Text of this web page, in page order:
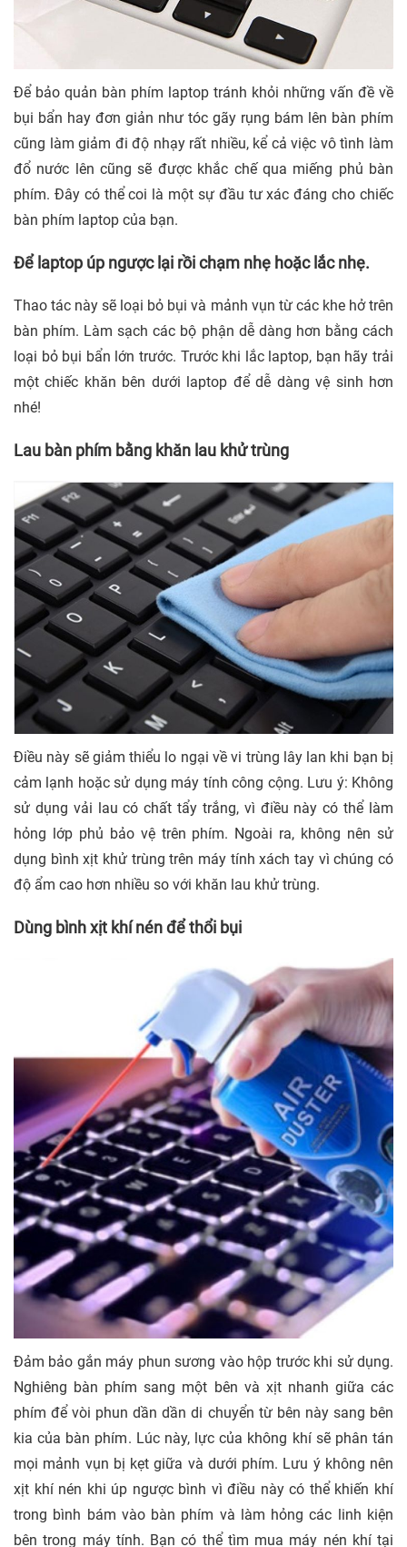
Để bảo quản bàn phím laptop tránh khỏi những vấn đề về
bụi bẩn hay đơn giản như tóc gãy rụng bám lên bàn phím
cũng làm giảm đi độ nhạy rất nhiều, kể cả việc vô tình làm
đổ nước lên cũng sẽ được khắc chế qua miếng phủ bàn
phím. Đây có thể coi là một sự đầu tư xác đáng cho chiếc
bàn phím laptop của bạn.
Để laptop úp ngược lại rồi chạm nhẹ hoặc lắc nhẹ.
Thao tác này sẽ loại bỏ bụi và mảnh vụn từ các khe hở trên
bàn phím. Làm sạch các bộ phận dễ dàng hơn bằng cách
loại bỏ bụi bẩn lớn trước. Trước khi lắc laptop, bạn hãy trải
một chiếc khăn bên dưới laptop để dễ dàng vệ sinh hơn
nhé!
Lau bàn phím bằng khăn lau khử trùng
Điều này sẽ giảm thiểu lo ngại về vi trùng lây lan khi bạn bị
cảm lạnh hoặc sử dụng máy tính công cộng. Lưu ý: Không
sử dụng vải lau có chất tẩy trắng, vì điều này có thể làm
hỏng lớp phủ bảo vệ trên phím. Ngoài ra, không nên sử
dụng bình xịt khử trùng trên máy tính xách tay vì chúng có
độ ẩm cao hơn nhiều so với khăn lau khử trùng.
Dùng bình xịt khí nén để thổi bụi
Đảm bảo gắn máy phun sương vào hộp trước khi sử dụng.
Nghiêng bàn phím sang một bên và xịt nhanh giữa các
phím để vòi phun dần dần di chuyển từ bên này sang bên
kia của bàn phím. Lúc này, lực của không khí sẽ phân tán
mọi mảnh vụn bị kẹt giữa và dưới phím. Lưu ý không nên
xịt khí nén khi úp ngược bình vì điều này có thể khiến khí
trong bình bám vào bàn phím và làm hỏng các linh kiện
bên trong máy tính. Bạn có thể tìm mua máy nén khí tại